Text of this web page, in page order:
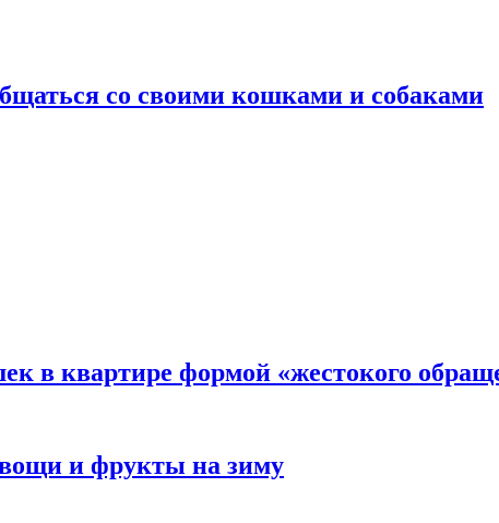
со своими кошками и собаками
в квартире формой «жестокого
и фрукты на зиму